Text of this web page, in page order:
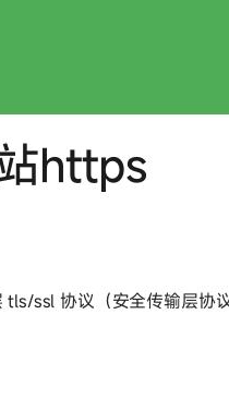
https
ssl 协议（安全传输层协